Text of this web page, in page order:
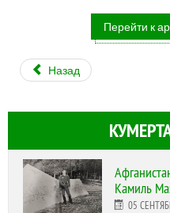
Перейти к
Назад
Камиль
05